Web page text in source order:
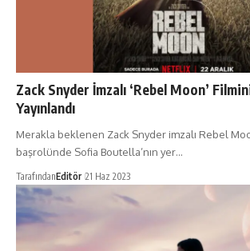
Zack Snyder İmzalı ‘Rebel Moon’
Yayınlandı
Merakla beklenen Zack Snyder imzalı Rebel
başrolünde Sofia Boutella’nın yer…
TarafındanEditör 21 Haz 2023